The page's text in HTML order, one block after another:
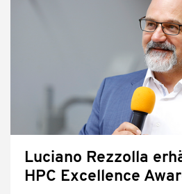
Luciano Rezzolla
HPC Excellence